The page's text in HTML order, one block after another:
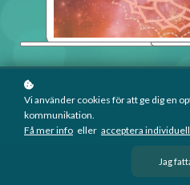
Vi använder cookies för att ge dig en
kommunikation.
Få mer info eller acceptera
Jag